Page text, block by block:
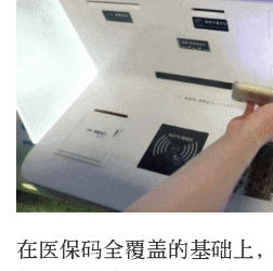
在医保码全覆盖的基础上